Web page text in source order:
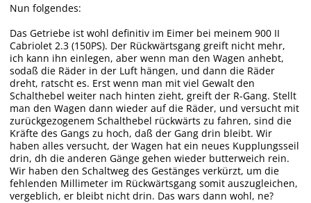
Nun folgendes:
Das Getriebe ist wohl definitiv im Eimer bei meinem 900 II
Cabriolet 2.3 (150PS). Der Rückwärtsgang greift nicht mehr,
ich kann ihn einlegen, aber wenn man den Wagen anhebt,
sodaß die Räder in der Luft hängen, und dann die Räder
dreht, ratscht es. Erst wenn man mit viel Gewalt den
Schalthebel weiter nach hinten zieht, greift der R-Gang. Stellt
man den Wagen dann wieder auf die Räder, und versucht mit
zurückgezogenem Schalthebel rückwärts zu fahren, sind die
Kräfte des Gangs zu hoch, daß der Gang drin bleibt. Wir
haben alles versucht, der Wagen hat ein neues Kupplungsseil
drin, dh die anderen Gänge gehen wieder butterweich rein.
Wir haben den Schaltweg des Gestänges verkürzt, um die
fehlenden Millimeter im Rückwärtsgang somit auszugleichen,
vergeblich, er bleibt nicht drin. Das wars dann wohl, ne?